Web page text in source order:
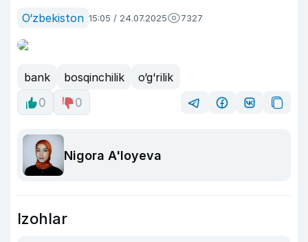
O‘zbekiston 15:05 / 24.07.2025 7327
bank bosqinchilik
o‘g‘rilik
0
0
Nigora A'loyeva
Izohlar